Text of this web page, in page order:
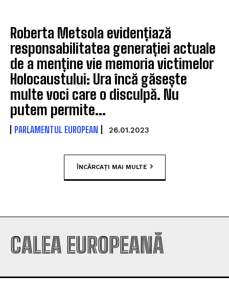
Roberta Metsola evidențiază
responsabilitatea generației actuale
de a menține vie memoria victimelor
Holocaustului: Ura încă găsește
multe voci care o disculpă. Nu
putem permite...
PARLAMENTUL EUROPEAN 26.01.2023
ÎNCĂRCAȚI MAI MULTE
CALEA EUROPEANĂ